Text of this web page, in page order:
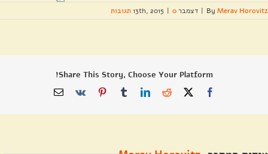
By Merav Horovitz
| דצמבר 13th, 2015 | 0 תגובות
Share This Story, Choose Your Platform!
Facebook
X
Reddit
LinkedIn
Tumblr
Pinterest
Vk
כתובת